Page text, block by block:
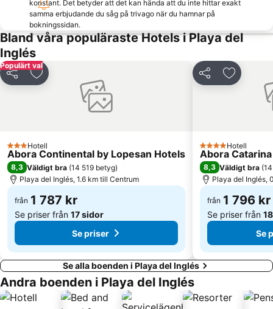
Las Palmeras Golf Sport Urban Resort
Carnaval de Las Palmas de Gran Canaria
Playa de las Burras
Las Burras-Puerto Chico
Puerto de las Nieves
Paseo por la playa de Las Alcaravaneras
Puerto de Las Palmas
Gay Pride
Zona Comercial Calle Triana
Centro Comercial Las Arenas
konstant. Det betyder att det kan hända att du inte hittar exakt
samma erbjudande du såg på trivago när du hamnar på
bokningssidan.
Bland våra populäraste Hotels i Playa del
Inglés
Populärt val
Dela Lägg till i Mina Favoriter
3 Stjärnor
Hotell
Abora Continental by Lopesan Hotels
8,3 Väldigt bra (14 519 betyg)
Playa del Inglés, 1.6 km till Centrum
från 1 787 kr
Se priser från 17 sidor
Se priser
Dela Lägg till i
4 Stjärnor
Hotell
Abora
8,3 Väldigt bra (
Playa del Inglés,
från 1 796 kr
Se priser från
Se
Se alla boenden i Playa del Inglés
Andra boenden i Playa del Inglés